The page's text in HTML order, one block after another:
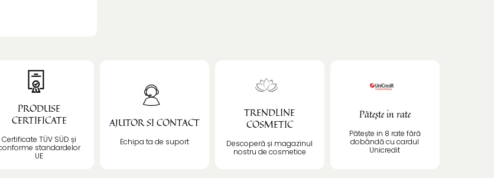
PRODUSE
CERTIFICATE
Certificate TÜV SÜD și
standardelor
UE
AJUTOR SI CONTACT
Echipa ta de suport
TRENDLINE
COSMETIC
Descoperă și magazinul
nostru de cosmetice
Pătește in rate
Pătește in 8 rate fără
dobândă cu cardul
Unicredit